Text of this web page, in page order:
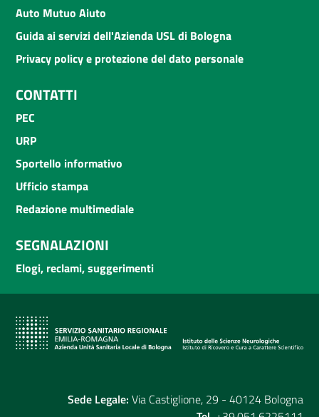
Auto Mutuo Aiuto
Guida ai servizi dell'Azienda USL di Bologna
Privacy policy e protezione del dato personale
CONTATTI
PEC
URP
Sportello informativo
Ufficio stampa
Redazione multimediale
SEGNALAZIONI
Elogi, reclami, suggerimenti
Sede Legale: Via Castiglione, 29 - 40124 Bologna